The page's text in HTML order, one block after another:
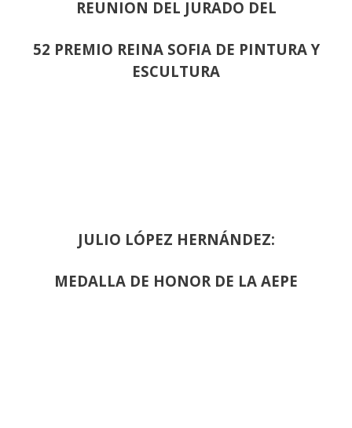
REUNION DEL JURADO DEL
52 PREMIO REINA SOFIA DE PINTURA Y
ESCULTURA
JULIO LÓPEZ HERNÁNDEZ:
MEDALLA DE HONOR DE LA AEPE